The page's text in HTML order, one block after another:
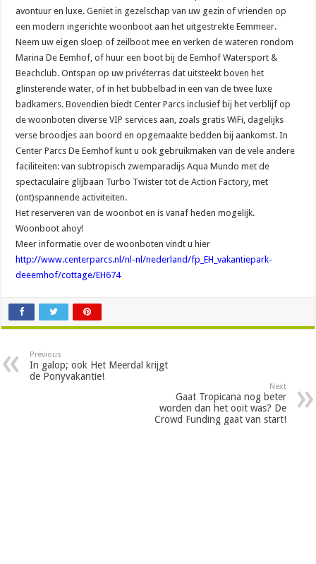
avontuur en luxe. Geniet in gezelschap van uw gezin of vrienden op
een modern ingerichte woonboot aan het uitgestrekte Eemmeer.
Neem uw eigen sloep of zeilboot mee en verken de wateren rondom
Marina De Eemhof, of huur een boot bij de Eemhof Watersport &
Beachclub. Ontspan op uw privéterras dat uitsteekt boven het
glinsterende water, of in het bubbelbad in een van de twee luxe
badkamers. Bovendien biedt Center Parcs inclusief bij het verblijf op
de woonboten diverse VIP services aan, zoals gratis WiFi, dagelijks
verse broodjes aan boord en opgemaakte bedden bij aankomst. In
Center Parcs De Eemhof kunt u ook gebruikmaken van de vele andere
faciliteiten: van subtropisch zwemparadijs Aqua Mundo met de
spectaculaire glijbaan Turbo Twister tot de Action Factory, met
(ont)spannende activiteiten.
Het reserveren van de woonbot en is vanaf heden mogelijk.
Woonboot ahoy!
Meer informatie over de woonboten vindt u hier
http://www.centerparcs.nl/nl-nl/nederland/fp_EH_vakantiepark-
deeemhof/cottage/EH674
Previous
In galop; ook Het Meerdal krijgt
de Ponyvakantie!
Next
Gaat Tropicana nog beter
worden dan het ooit was? De
Crowd Funding gaat van start!